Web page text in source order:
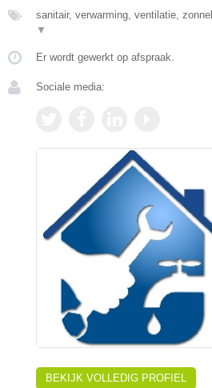
sanitair, verwarming, ventilatie,
▼
Er wordt gewerkt op afspraak.
Sociale media:
BEKIJK VOLLEDIG PROFIEL